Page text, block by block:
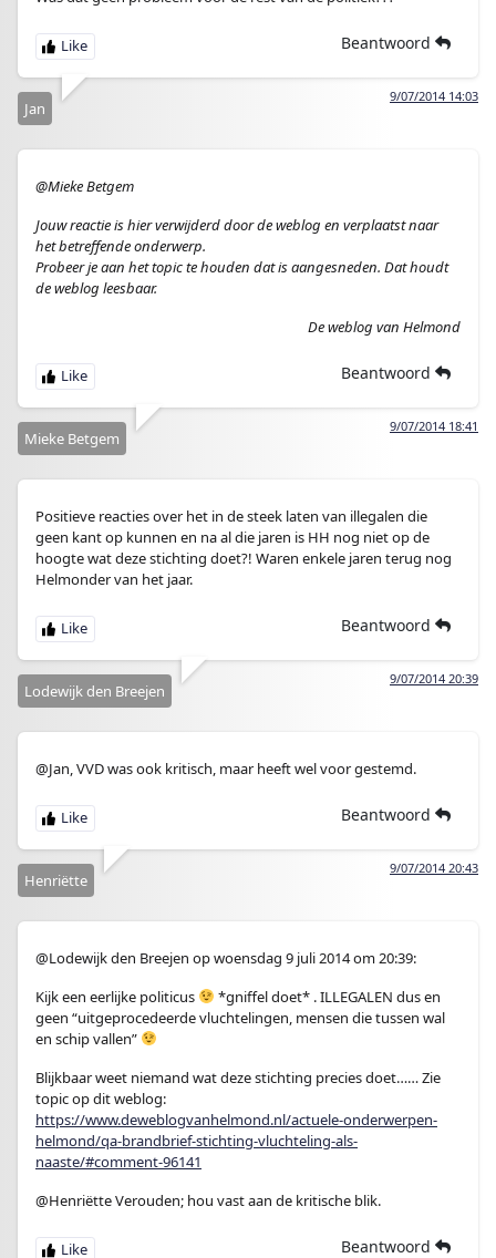
Beantwoord
9/07/2014 14:03
Jan
@Mieke Betgem
Jouw reactie is hier verwijderd door de weblog en verplaatst naar
het betreffende onderwerp.
Probeer je aan het topic te houden dat is aangesneden. Dat houdt
de weblog leesbaar.
De weblog van Helmond
Beantwoord
9/07/2014 18:41
Mieke Betgem
Positieve reacties over het in de steek laten van illegalen die
geen kant op kunnen en na al die jaren is HH nog niet op de
hoogte wat deze stichting doet?! Waren enkele jaren terug nog
Helmonder van het jaar.
Beantwoord
9/07/2014 20:39
Lodewijk den Breejen
@Jan, VVD was ook kritisch, maar heeft wel voor gestemd.
Beantwoord
9/07/2014 20:43
Henriëtte
@Lodewijk den Breejen op woensdag 9 juli 2014 om 20:39:
Kijk een eerlijke politicus
*gniffel doet* . ILLEGALEN dus en
geen “uitgeprocedeerde vluchtelingen, mensen die tussen wal
en schip vallen”
Blijkbaar weet niemand wat deze stichting precies doet…… Zie
topic op dit weblog:
https://www.deweblogvanhelmond.nl/actuele-onderwerpen-
helmond/qa-brandbrief-stichting-vluchteling-als-
naaste/#comment-96141
@Henriëtte Verouden; hou vast aan de kritische blik.
Beantwoord